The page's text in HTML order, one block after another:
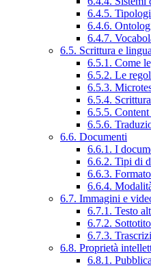
6.4.5.
6.4.6.
6.4.7.
6.5. Scrittura e
6.5.1. Come
6.5.2. Le
6.5.3.
6.5.4.
6.5.5.
6.5.6.
6.6. Documenti
6.6.1. I
6.6.2. Tipi di
6.6.3.
6.6.4.
6.7. Immagini e
6.7.1. Testo
6.7.2.
6.7.3.
6.8. Proprietà
6.8.1.